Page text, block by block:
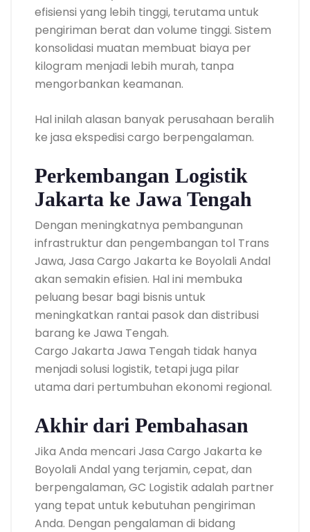
efisiensi yang lebih tinggi, terutama untuk
pengiriman berat dan volume tinggi. Sistem
konsolidasi muatan membuat biaya per
kilogram menjadi lebih murah, tanpa
mengorbankan keamanan.
Hal inilah alasan banyak perusahaan beralih
ke jasa ekspedisi cargo berpengalaman.
Perkembangan Logistik
Jakarta ke Jawa Tengah
Dengan meningkatnya pembangunan
infrastruktur dan pengembangan tol Trans
Jawa, Jasa Cargo Jakarta ke Boyolali Andal
akan semakin efisien. Hal ini membuka
peluang besar bagi bisnis untuk
meningkatkan rantai pasok dan distribusi
barang ke Jawa Tengah.
Cargo Jakarta Jawa Tengah tidak hanya
menjadi solusi logistik, tetapi juga pilar
utama dari pertumbuhan ekonomi regional.
Akhir dari Pembahasan
Jika Anda mencari Jasa Cargo Jakarta ke
Boyolali Andal yang terjamin, cepat, dan
berpengalaman, GC Logistik adalah partner
yang tepat untuk kebutuhan pengiriman
Anda. Dengan pengalaman di bidang